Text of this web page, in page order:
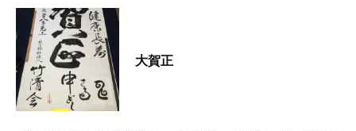
大賀正